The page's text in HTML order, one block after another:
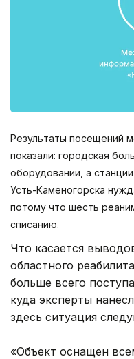
Результаты посещений
показали: городская
оборудовании, а
Усть-Каменогорска
потому что шесть
списанию.
Что касается
областного
больше всего
куда эксперты
здесь ситуация
«Объект оснащен